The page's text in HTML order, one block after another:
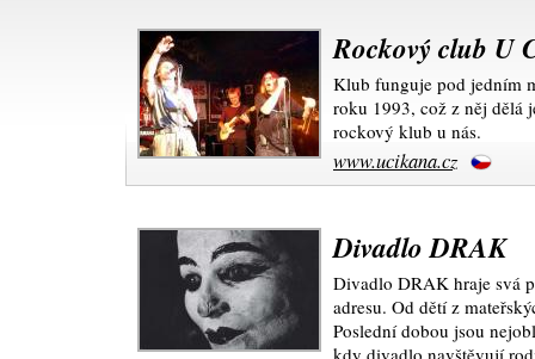
Rockový club U
Klub funguje pod jedním
roku 1993, což z něj dělá
rockový klub u nás.
www.ucikana.cz
Divadlo DRAK
Divadlo DRAK hraje svá
adresu. Od dětí z
Poslední dobou jsou
kdy divadlo navštěvují